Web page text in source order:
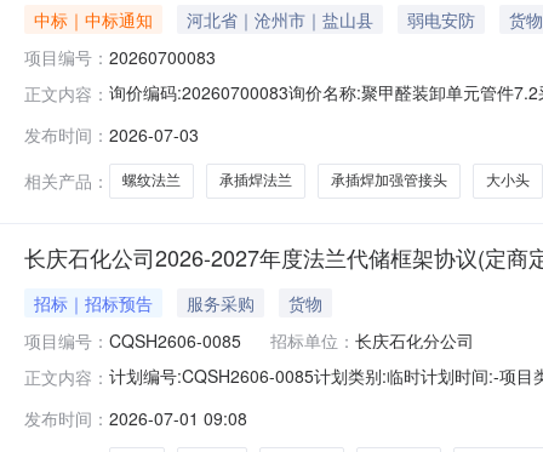
中标｜中标通知 河北省｜沧州市｜盐山县 弱电安防
货物
项目编号： 20260700083
正文内容： 询价编码:20260700083询价名称:聚甲醛装卸单元管件
发布时间： 2026-07-03
相关产品：
螺纹法兰 承插焊法兰 承插焊加强管接头 大小头
长庆石化公司2026-2027年度法兰代储框架协议(定商
招标｜招标预告 服务采购
货物
项目编号： CQSH2606-0085 招标单位： 长庆石化分公司
正文内容： 计划编号:CQSH2606-0085计划类别:临时计划时间:-项
目类别分类:大类编码大类名称中类编码中类名称小类编
发布时间： 2026-07-01 09:08